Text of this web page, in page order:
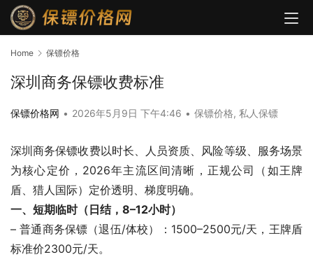
Home 保镖价格
深圳商务保镖收费标准
保镖价格网 • 2026年5月9日 下午4:46 • 保镖价格, 私人保镖
深圳商务保镖收费以时长、人员资质、风险等级、服务场景
为核心定价，2026年主流区间清晰，正规公司（如王牌
盾、猎人国际）定价透明、梯度明确。
一、短期临时（日结，8–12小时）
– 普通商务保镖（退伍/体校）：1500–2500元/天，王牌盾
标准价2300元/天。